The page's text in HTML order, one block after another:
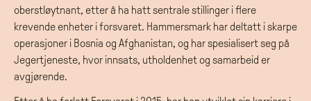
oberstløytnant, etter å ha hatt sentrale stillinger i flere
krevende enheter i forsvaret. Hammersmark har deltatt i skarpe
operasjoner i Bosnia og Afghanistan, og har spesialisert seg på
Jegertjeneste, hvor innsats, utholdenhet og samarbeid er
avgjørende.